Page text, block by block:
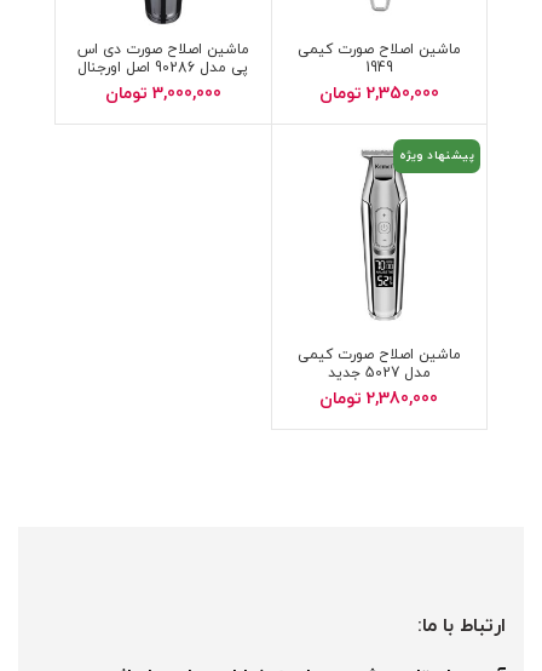
ماشین اصلاح صورت کیمی
1949
2,350,000 تومان
ماشین اصلاح صورت دی اس
پی مدل 90286 اصل اورجنال
3,000,000 تومان
پیشنهاد ویژه
ماشین اصلاح صورت کیمی
مدل 5027 جدید
2,380,000 تومان
ارتباط با ما: